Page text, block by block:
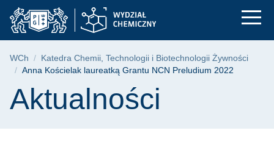
Przejdź
do
menu
Przejdź
do
wyszukiwarki
Przejdź
do
treści
Anna Kościelak
Ścieżka nawigacyjna
WCh
Katedra Chemii, Technologii i Biotechnologii Żywności
Anna Kościelak laureatką Grantu NCN Preludium 2022
Treść strony
Aktualności